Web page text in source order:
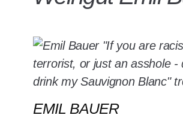
EMIL BAUER